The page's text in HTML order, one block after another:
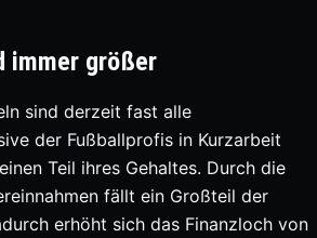
immer größer
sind derzeit fast alle
der Fußballprofis in Kurzarbeit
Teil ihres Gehaltes. Durch die
fällt ein Großteil der
erhöht sich das Finanzloch von